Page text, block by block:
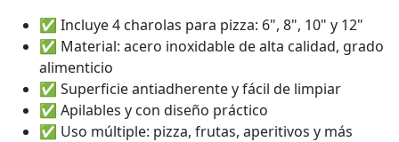
✅ Incluye 4 charolas para pizza: 6", 8", 10" y 12"
✅ Material: acero inoxidable de alta calidad, grado
alimenticio
✅ Superficie antiadherente y fácil de limpiar
✅ Apilables y con diseño práctico
✅ Uso múltiple: pizza, frutas, aperitivos y más